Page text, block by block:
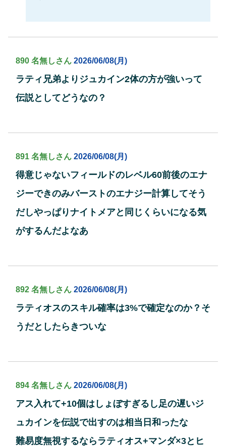
890 名無しさん 2026/06/08(月)
ラティ兄弟よりジュカイン2体の方が強いって
伝説としてどうなの？
891 名無しさん 2026/06/08(月)
得意じゃないフィールドのレベル60前後のエナ
ジーできのみバーストのエナジー計算してそう
だしやっぱりナイトメアと同じくらいになる気
がするんだよなあ
892 名無しさん 2026/06/08(月)
ラティオスのスキル確率は3%で確定なのか？そ
うだとしたらきついな
894 名無しさん 2026/06/08(月)
アス入れて+10個はしょぼすぎるし足の遅いジ
ュカインを伝説で出すのは相当日和ったな
難易度無視するならラティオス+マンダ×3とヒ